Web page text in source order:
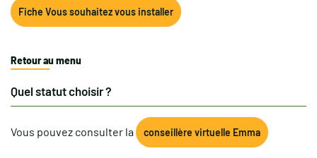
Fiche Vous souhaitez vous installer
Retour au menu
Quel statut choisir ?
Vous pouvez consulter la conseillère virtuelle Emma